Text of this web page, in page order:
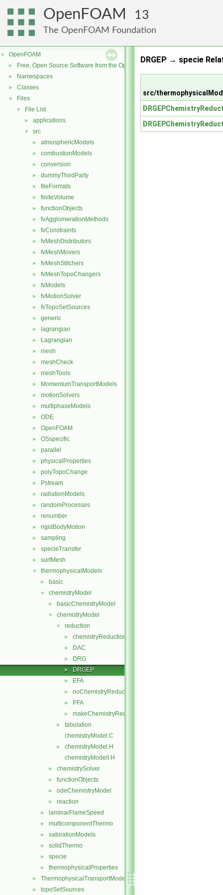
OpenFOAM 13
The OpenFOAM Foundation
▼ OpenFOAM
► Free, Open Source Software from the OpenFOAM Foundation
► Namespaces
► Classes
▼ Files
▼ File List
► applications
▼ src
► atmosphericModels
► combustionModels
► conversion
► dummyThirdParty
► fileFormats
► finiteVolume
► functionObjects
► fvAgglomerationMethods
► fvConstraints
► fvMeshDistributors
► fvMeshMovers
► fvMeshStitchers
► fvMeshTopoChangers
► fvModels
► fvMotionSolver
► fvTopoSetSources
► generic
► lagrangian
► Lagrangian
► mesh
► meshCheck
► meshTools
► MomentumTransportModels
► motionSolvers
► multiphaseModels
► ODE
► OpenFOAM
► OSspecific
► parallel
► physicalProperties
► polyTopoChange
► Pstream
► radiationModels
► randomProcesses
► renumber
► rigidBodyMotion
► sampling
► specieTransfer
► surfMesh
▼ thermophysicalModels
► basic
▼ chemistryModel
► basicChemistryModel
▼ chemistryModel
▼ reduction
► chemistryReductionMethod
► DAC
► DRG
► DRGEP
► EFA
► noChemistryReduction
► PFA
► makeChemistryReductionMethod.H
►
tabulation
chemistryModel.C
►
chemistryModel.H
chemistryModelI.H
► chemistrySolver
► functionObjects
► odeChemistryModel
► reaction
► laminarFlameSpeed
► multicomponentThermo
► saturationModels
► solidThermo
► specie
► thermophysicalProperties
► ThermophysicalTransportModels
► topoSetSources
DRGEP → specie
src/